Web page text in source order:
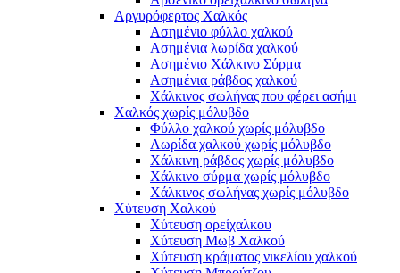
Αργυρόφερτος Χαλκός
Ασημένιο φύλλο χαλκού
Ασημένια λωρίδα χαλκού
Ασημένιο Χάλκινο Σύρμα
Ασημένια ράβδος χαλκού
Χάλκινος σωλήνας που φέρει ασήμι
Χαλκός χωρίς μόλυβδο
Φύλλο χαλκού χωρίς μόλυβδο
Λωρίδα χαλκού χωρίς μόλυβδο
Χάλκινη ράβδος χωρίς μόλυβδο
Χάλκινο σύρμα χωρίς μόλυβδο
Χάλκινος σωλήνας χωρίς μόλυβδο
Χύτευση Χαλκού
Χύτευση ορείχαλκου
Χύτευση Μωβ Χαλκού
Χύτευση κράματος νικελίου χαλκού